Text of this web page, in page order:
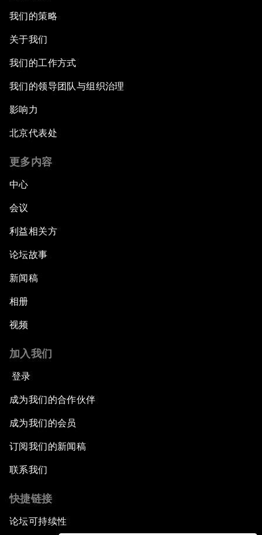
我们的策略
关于我们
我们的工作方式
我们的领导团队与组织治理
影响力
北京代表处
更多内容
中心
会议
利益相关方
论坛故事
新闻稿
相册
视频
加入我们
登录
成为我们的合作伙伴
成为我们的会员
订阅我们的新闻稿
联系我们
快捷链接
论坛可持续性